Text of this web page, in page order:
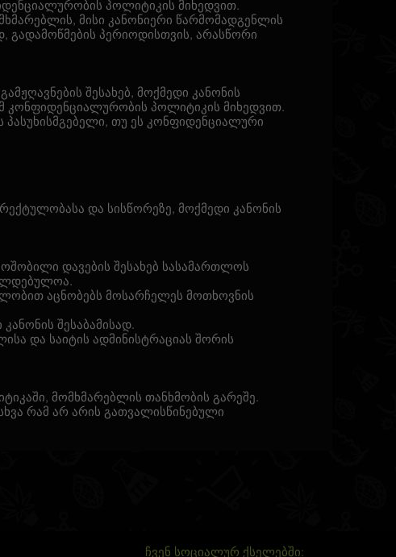
პოლიტიკის მიხედვით.
მისი კანონიერი წარმომადგენლის
გადამოწმების პერიოდისთვის, არასწორი
შესახებ, მოქმედი კანონის
კონფიდენციალურობის პოლიტიკის მიხედვით.
პასუხისმგებელი, თუ ეს კონფიდენციალური
და სისწორეზე, მოქმედი კანონის
დავების შესახებ სასამართლოს
აცნობებს მოსარჩელეს მოთხოვნის
შესაბამისად.
და საიტის ადმინისტრაციას შორის
მომხმარებლის თანხმობის გარეშე.
რამ არ არის გათვალისწინებული
ჩვენ სოციალურ ქსელებში: